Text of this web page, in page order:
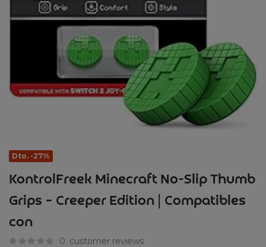
KontrolFreek Minecraft No-Slip Thumb
Grips – Creeper Edition | Compatibles
con
Dto. -27%
0 customer reviews